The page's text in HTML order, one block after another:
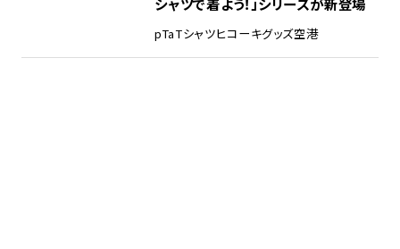
pTaTシャツヒコーキグッズ空港